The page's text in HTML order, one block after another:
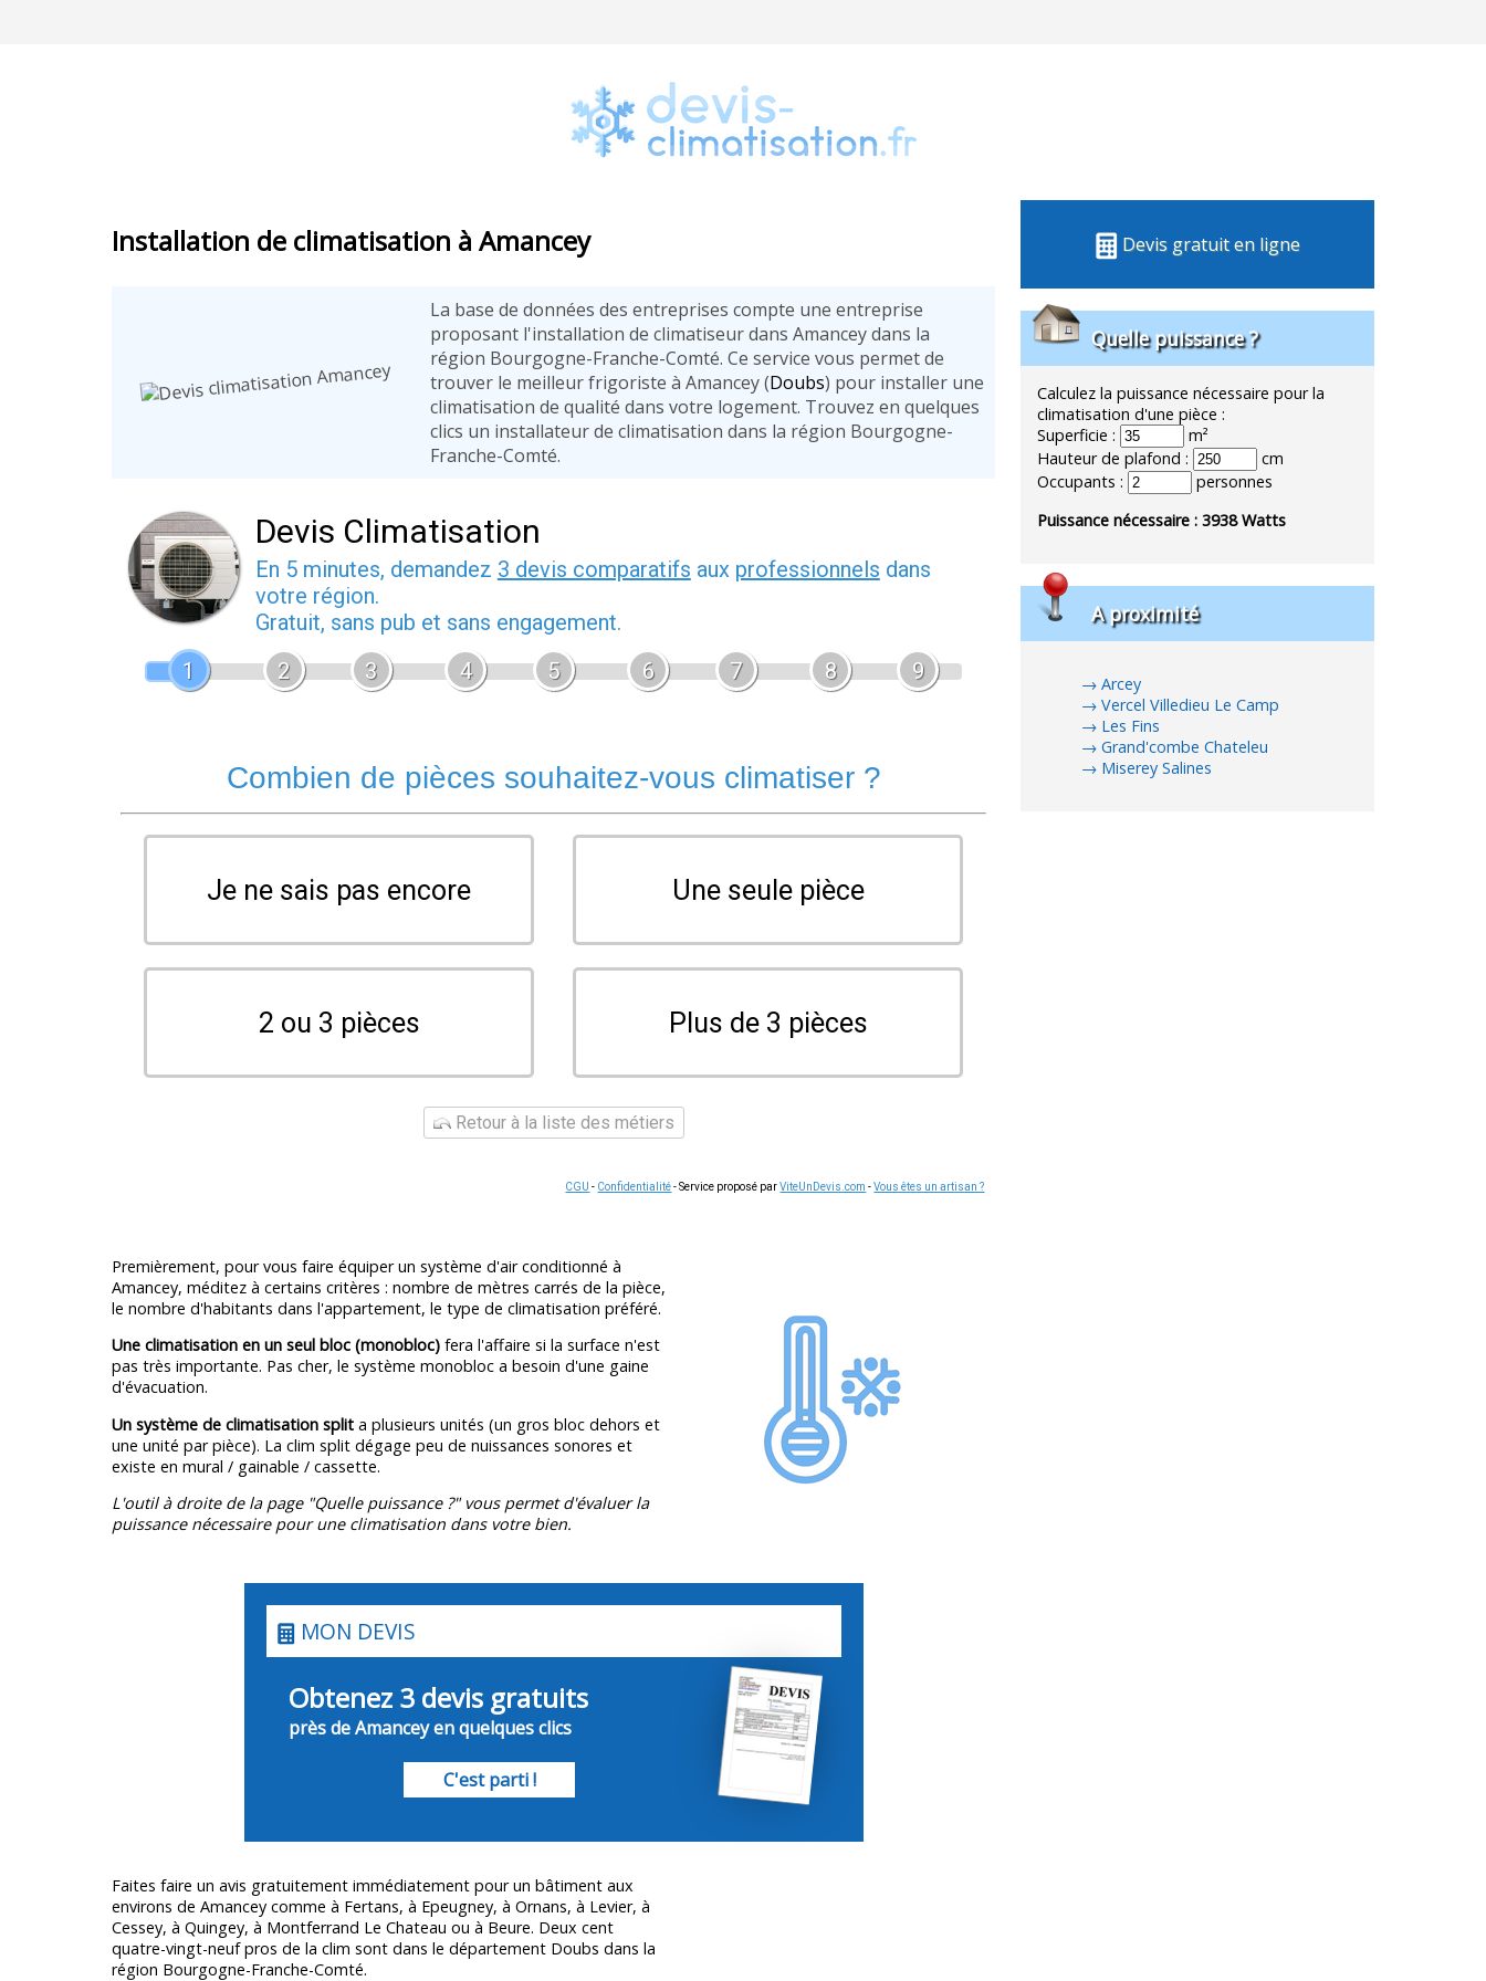
Installation de climatisation à Amancey
La base de données des entreprises compte une entreprise
proposant l'installation de climatiseur dans Amancey dans la
région Bourgogne-Franche-Comté. Ce service vous permet de
trouver le meilleur frigoriste à Amancey (Doubs) pour installer une
climatisation de qualité dans votre logement. Trouvez en quelques
clics un installateur de climatisation dans la région Bourgogne-
Franche-Comté.
Devis Climatisation
En 5 minutes, demandez 3 devis comparatifs aux professionnels dans
votre région.
Gratuit, sans pub et sans engagement.
1
2 3 4 5 6 7 8 9
Combien de pièces souhaitez-vous climatiser ?
Je ne sais pas encore Une seule pièce
2 ou 3 pièces Plus de 3 pièces
Retour à la liste des métiers
CGU - Confidentialité- Service proposé parViteUnDevis.com -Vous êtes un artisan ?
Premièrement, pour vous faire équiper un système d'air conditionné à
Amancey, méditez à certains critères : nombre de mètres carrés de la pièce,
le nombre d'habitants dans l'appartement, le type de climatisation préféré.
Une climatisation en un seul bloc (monobloc)fera l'affaire si la surface n'est
pas très importante. Pas cher, le système monobloc a besoin d'une gaine
d'évacuation.
Un système de climatisation splita plusieurs unités (un gros bloc dehors et
une unité par pièce). La clim split dégage peu de nuissances sonores et
existe en mural / gainable / cassette.
L'outil à droite de la page "Quelle puissance ?" vous permet d'évaluer la
puissance nécessaire pour une climatisation dans votre bien.
MON DEVIS
Obtenez 3 devis gratuits
près de Amancey en quelques clics
C'est parti !
Faites faire un avis gratuitement immédiatement pour un bâtiment aux
environs de Amancey comme à Fertans, à Epeugney, à Ornans, à Levier, à
Cessey, à Quingey, à Montferrand Le Chateau ou à Beure. Deux cent
quatre-vingt-neuf pros de la clim sont dans le département Doubs dans la
région Bourgogne-Franche-Comté.
Devis gratuit en ligne
Quelle puissance ?
Calculez la puissance nécessaire pour la
climatisation d'une pièce :
Superficie :
m²
Hauteur de plafond :
cm
Occupants :
personnes
Puissance nécessaire :3938Watts
A proximité
Arcey
Vercel Villedieu Le Camp
Les Fins
Grand'combe Chateleu
Miserey Salines